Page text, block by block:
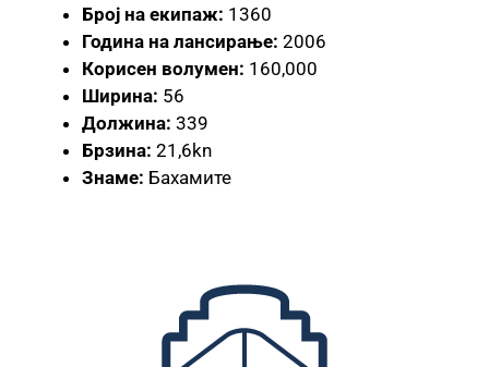
Број на екипаж: 1360
Година на лансирање: 2006
Корисен волумен: 160,000
Ширина: 56
Должина: 339
Брзина: 21,6kn
Знаме: Бахамите